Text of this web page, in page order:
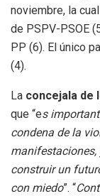
noviembre, la
de PSPV-PSOE
PP (6). El único
(4).
La concejala de
que “es
condena de la
manifestaciones,
construir un
con miedo”. “